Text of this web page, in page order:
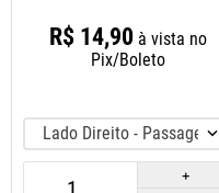
R$ 14,90 à vista no
Pix/Boleto
Lado Direito - Passageiro
＋